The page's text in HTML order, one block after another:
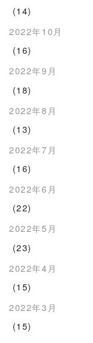
(14)
2022年10月
(16)
2022年9月
(18)
2022年8月
(13)
2022年7月
(16)
2022年6月
(22)
2022年5月
(23)
2022年4月
(15)
2022年3月
(15)